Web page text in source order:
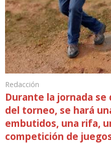
Redacción
Durante la jornada
del torneo, se hará
embutidos, una rifa,
competición de